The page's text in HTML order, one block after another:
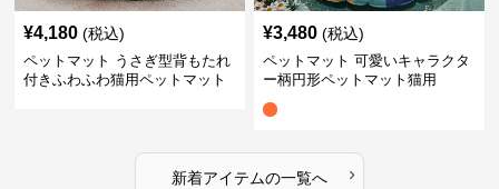
¥4,180 (税込)
ペットマット うさぎ型背もたれ
付きふわふわ猫用ペットマット
¥3,480 (税込)
ペットマット 可愛いキャラクタ
ー柄円形ペットマット猫用
新着アイテムの一覧へ ›